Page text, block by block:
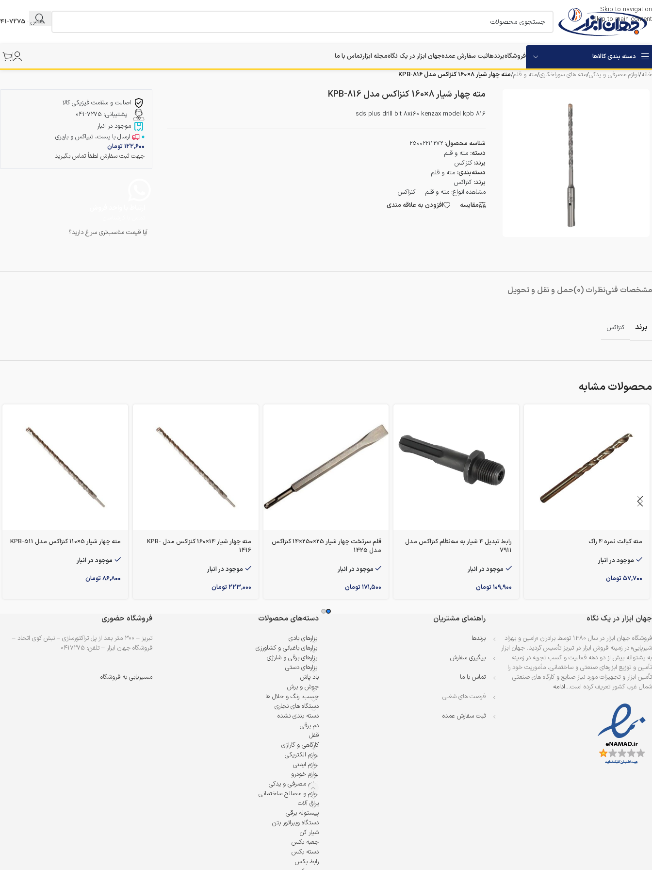
Skip to navigation
Skip to main content
تماس : 7275-041
دسته بندی کالاها فروشگاهبرندهاثبت سفارش عمدهجهان ابزار در یک نگاهمجله ابزارتماس با ما
خانه/لوازم مصرفی و یدکی/مته های سوراخکاری/مته و قلم/مته چهار شیار 8×160 کنزاکس مدل KPB-816
مته چهار شیار 8×160 کنزاکس مدل KPB-816
sds plus drill bit 8x160 kenzax model kpb 816
شناسه محصول:25002211272
دسته: مته و قلم
برند:کنزاکس
دسته‌بندی: مته و قلم
برند: کنزاکس
مشاهده انواع:مته و قلم — کنزاکس
مقایسه
افزودن به علاقه مندی
اصالت و سلامت فیزیکی کالا
پشتیبانی: 7275-041
موجود در انبار
ارسال با پست، تیپاکس و باربری
۱۲۲,۶۰۰تومان
جهت ثبت سفارش لطفاً تماس بگیرید
آیا قیمت مناسب‌تری سراغ دارید؟
مشخصات فنینظرات (0) حمل و نقل و تحویل
برند کنزاکس
محصولات مشابه
مته کبالت نمره 4 راک
موجود در انبار
۵۷,۷۰۰تومان
رابط تبدیل 4 شیار به سه‌نظام کنزاکس مدل
7911
موجود در انبار
۱۰۹,۹۰۰تومان
قلم سرتخت چهار شیار 25×250×14 کنزاکس
مدل 1425
موجود در انبار
۱۷۱,۵۰۰تومان
مته چهار شیار 14×160 کنزاکس مدل KPB-
1416
موجود در انبار
۲۲۳,۰۰۰تومان
مته چهار شیار 5×110 کنزاکس مدل KPB-511
موجود در انبار
۸۶,۸۰۰تومان
جهان ابزار در یک نگاه
فروشگاه جهان ابزار در سال 1380 توسط برادران «رامین و بهزاد
شیرپایی» در زمینه فروش ابزار در تبریز تأسیس گردید. جهان ابزار
به پشتوانه بیش از دو دهه فعالیت و کسب تجربه در زمینه
تأمین و توزیع ابزارهای صنعتی و ساختمانی، مأموریت خود را
تأمین ابزار و تجهیزات مورد نیاز صنایع و کارگاه های صنعتی
شمال غرب کشور تعریف کرده است…ادامه
راهنمای مشتریان
برندها
پیگیری سفارش
تماس با ما
فرصت های شغلی
ثبت سفارش عمده
دسته‌های محصولات
ابزارهای بادی
ابزارهای باغبانی و کشاورزی
ابزارهای برقی و شارژی
ابزارهای دستی
باد پاش
جوش و برش
چسب، رنگ و حلال ها
دستگاه های نجاری
دسته بندی نشده
دم برقی
قفل
کارگاهی و گاراژی
لوازم الکتریکی
لوازم ایمنی
لوازم خودرو
لوازم مصرفی و یدکی
لوازم و مصالح ساختمانی
یراق آلات
پیستوله برقی
دستگاه ویبراتور بتن
شیار کن
جعبه بکس
دسته بکس
رابط بکس
فروشگاه حضوری
تبریز – ۳۰۰ متر بعد از پل تراکتورسازی – نبش کوی اتحاد –
فروشگاه جهان ابزار – تلفن: 0417275
مسیریابی به فروشگاه